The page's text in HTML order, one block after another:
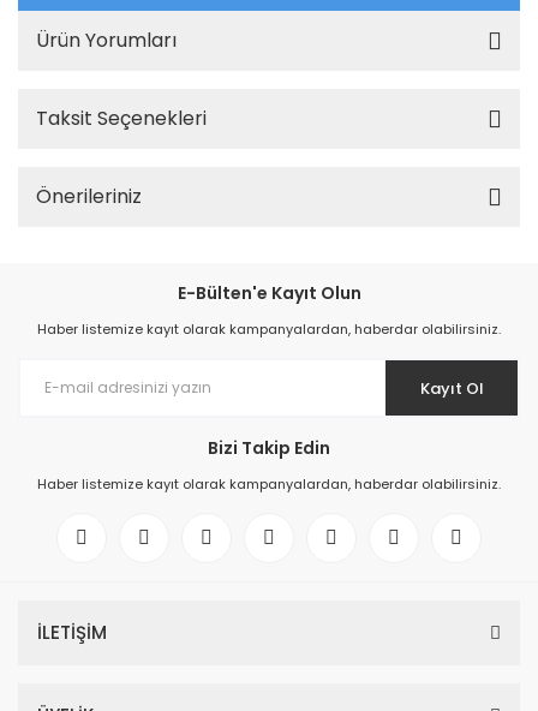
Ürün Yorumları
Taksit Seçenekleri
Önerileriniz
E-Bülten'e Kayıt Olun
Haber listemize kayıt olarak kampanyalardan, haberdar olabilirsiniz.
Kayıt Ol
Bizi Takip Edin
Haber listemize kayıt olarak kampanyalardan, haberdar olabilirsiniz.
İLETİŞİM